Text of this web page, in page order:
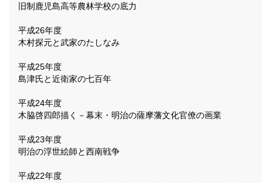
旧制鹿児島高等農林学校の底力
平成26年度
木村探元と武家のたしなみ
平成25年度
島津氏と近衛家の七百年
平成24年度
木脇啓四郎描く－幕末・明治の薩摩藩文化官僚の画業
平成23年度
明治の浮世絵師と西南戦争
平成22年度